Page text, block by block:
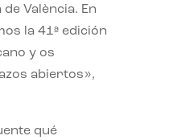
València. En
la 41ª edición
y os
abiertos»,
qué